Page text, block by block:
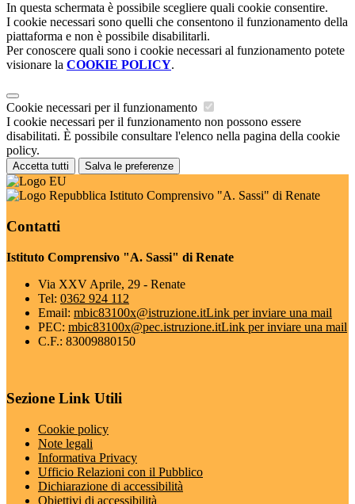
In questa schermata è possibile scegliere quali cookie consentire.
I cookie necessari sono quelli che consentono il funzionamento della
piattaforma e non è possibile disabilitarli.
Per conoscere quali sono i cookie necessari al funzionamento potete
visionare la COOKIE POLICY.
Cookie necessari per il funzionamento
I cookie necessari per il funzionamento non possono essere
disabilitati. È possibile consultare l'elenco nella pagina della cookie
policy.
Accetta tutti Salva le preferenze
Istituto Comprensivo "A. Sassi" di Renate
Contatti
Istituto Comprensivo "A. Sassi" di Renate
Via XXV Aprile, 29 - Renate
Tel: 0362 924 112
Email: mbic83100x@istruzione.itLink per inviare una mail
PEC: mbic83100x@pec.istruzione.itLink per inviare una mail
C.F.: 83009880150
Sezione Link Utili
Cookie policy
Note legali
Informativa Privacy
Ufficio Relazioni con il Pubblico
Dichiarazione di accessibilità
Obiettivi di accessibilità